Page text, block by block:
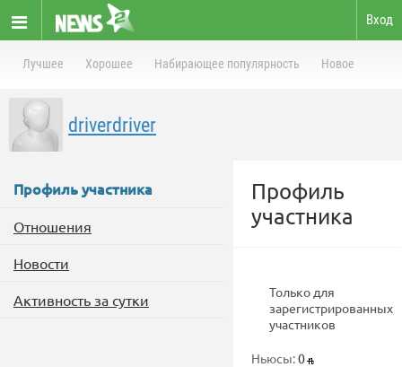
Вход
Лучшее Хорошее Набирающее популярность Новое
driverdriver
Профиль участника
Отношения
Новости
Активность за сутки
Профиль
участника
Только для
зарегистрированных
участников
Ньюсы:0